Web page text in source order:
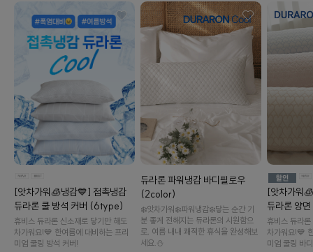
[앗차가워🧊냉감💙] 접촉냉감
듀라론 쿨 방석 커버 (6type)
휴비스 듀라론 신소재로 닿기만 해도
차가워요!💙 한여름에 대비하는 프리
미엄 쿨링 방석 커버!
듀라론 파워냉감 바디필로우
(2color)
❄️앗차가워❄️파워냉감❄️닿는 순간 기
분 좋게 전해지는 듀라론의 시원함으
로, 여름 내내 쾌적한 휴식을 완성해보
세요.⛄
[앗차가워
듀라론 양
휴비스 듀라
차가워요!💙
미엄 쿨링 바